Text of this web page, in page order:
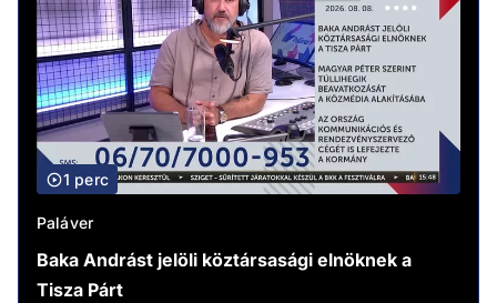
1 perc
Paláver
Baka Andrást jelöli köztársasági elnöknek a
Tisza Párt